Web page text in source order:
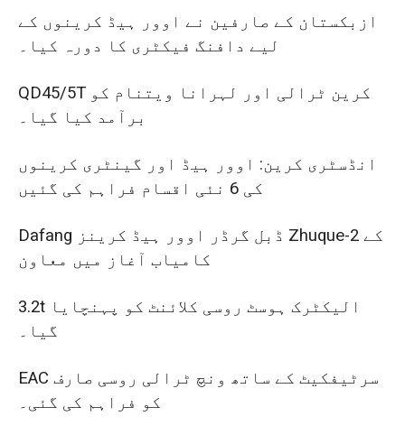
ازبکستان کے صارفین نے اوور ہیڈ کرینوں کے
لیے دافنگ فیکٹری کا دورہ کیا۔
QD45/5T کرین ٹرالی اور لہرانا ویتنام کو
برآمد کیا گیا۔
انڈسٹری کرین: اوور ہیڈ اور گینٹری کرینوں
کی 6 نئی اقسام فراہم کی گئیں
Dafang ڈبل گرڈر اوور ہیڈ کرینز Zhuque-2 کے
کامیاب آغاز میں معاون
3.2t الیکٹرک ہوسٹ روسی کلائنٹ کو پہنچایا
گیا۔
EAC سرٹیفکیٹ کے ساتھ ونچ ٹرالی روسی صارف
کو فراہم کی گئی۔